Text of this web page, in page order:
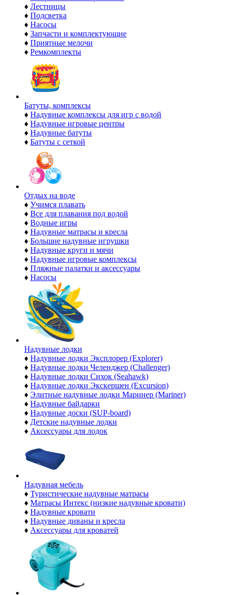
♦ Лестницы
♦ Подсветка
♦ Насосы
♦ Запчасти и комплектующие
♦ Приятные мелочи
♦ Ремкомплекты
Батуты, комплексы
♦ Надувные комплексы для игр с водой
♦ Надувные игровые центры
♦ Надувные батуты
♦ Батуты с сеткой
Отдых на воде
♦ Учимся плавать
♦ Все для плавания под водой
♦ Водные игры
♦ Надувные матрасы и кресла
♦ Большие надувные игрушки
♦ Надувные круги и мячи
♦ Надувные игровые комплексы
♦ Пляжные палатки и аксессуары
♦ Насосы
Надувные лодки
♦ Надувные лодки Эксплорер (Explorer)
♦ Надувные лодки Челенджер (Challenger)
♦ Надувные лодки Сихок (Seahawk)
♦ Надувные лодки Экскершен (Excursion)
♦ Элитные надувные лодки Маринер (Mariner)
♦ Надувные байдарки
♦ Надувные доски (SUP-board)
♦ Детские надувные лодки
♦ Аксессуары для лодок
Надувная мебель
♦ Туристические надувные матрасы
♦ Матрасы Интекс (низкие надувные кровати)
♦ Надувные кровати
♦ Надувные диваны и кресла
♦ Аксессуары для кроватей